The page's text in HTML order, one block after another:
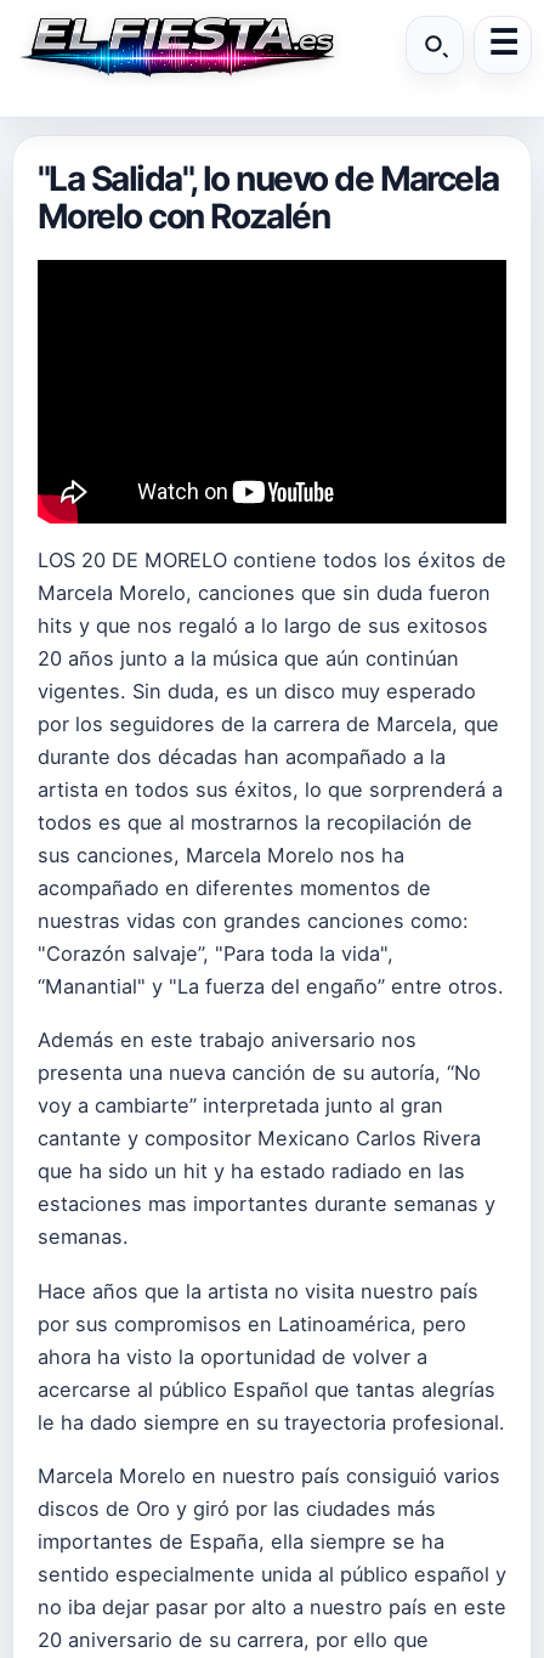
"La Salida", lo nuevo de Marcela
Morelo con Rozalén
LOS 20 DE MORELO contiene todos los éxitos de
Marcela Morelo, canciones que sin duda fueron
hits y que nos regaló a lo largo de sus exitosos
20 años junto a la música que aún continúan
vigentes. Sin duda, es un disco muy esperado
por los seguidores de la carrera de Marcela, que
durante dos décadas han acompañado a la
artista en todos sus éxitos, lo que sorprenderá a
todos es que al mostrarnos la recopilación de
sus canciones, Marcela Morelo nos ha
acompañado en diferentes momentos de
nuestras vidas con grandes canciones como:
"Corazón salvaje”, "Para toda la vida",
“Manantial" y "La fuerza del engaño” entre otros.
Además en este trabajo aniversario nos
presenta una nueva canción de su autoría, “No
voy a cambiarte” interpretada junto al gran
cantante y compositor Mexicano Carlos Rivera
que ha sido un hit y ha estado radiado en las
estaciones mas importantes durante semanas y
semanas.
Hace años que la artista no visita nuestro país
por sus compromisos en Latinoamérica, pero
ahora ha visto la oportunidad de volver a
acercarse al público Español que tantas alegrías
le ha dado siempre en su trayectoria profesional.
Marcela Morelo en nuestro país consiguió varios
discos de Oro y giró por las ciudades más
importantes de España, ella siempre se ha
sentido especialmente unida al público español y
no iba dejar pasar por alto a nuestro país en este
20 aniversario de su carrera, por ello que